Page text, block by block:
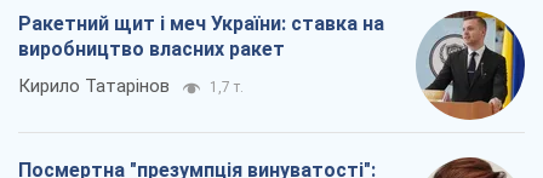
Ракетний щит і меч України: ставка на
виробництво власних ракет
Кирило Татарінов 1,7 т.
Посмертна "презумпція винуватості":